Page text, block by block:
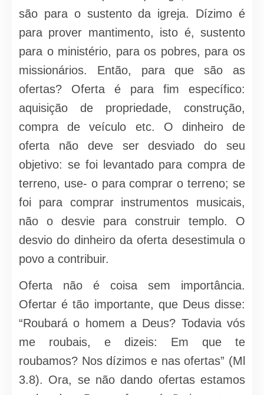
são para o sustento da igreja. Dízimo é
para prover mantimento, isto é, sustento
para o ministério, para os pobres, para os
missionários. En­tão, para que são as
ofertas? Oferta é para fim específico:
aquisição de pro­priedade, construção,
compra de veículo etc. O dinheiro de
oferta não deve ser desviado do seu
objetivo: se foi levantado para compra de
terreno, use- o para comprar o terreno; se
foi para comprar instrumentos musicais,
não o desvie para construir templo. O
desvio do dinheiro da oferta desestimula o
povo a contribuir.
Oferta não é coisa sem importância.
Ofertar é tão importante, que Deus disse:
“Roubará o homem a Deus? Todavia vós
me roubais, e dizeis: Em que te
roubamos? Nos dízimos e nas ofertas” (Ml
3.8). Ora, se não dando ofertas estamos